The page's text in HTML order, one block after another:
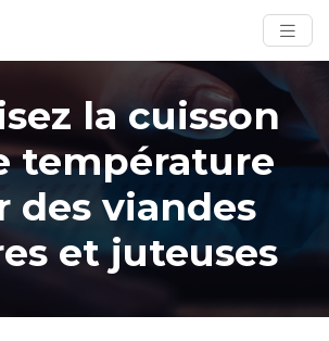
la cuisson
température
des viandes
et juteuses